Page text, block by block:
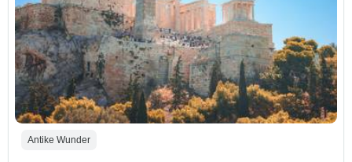
Antike Wunder